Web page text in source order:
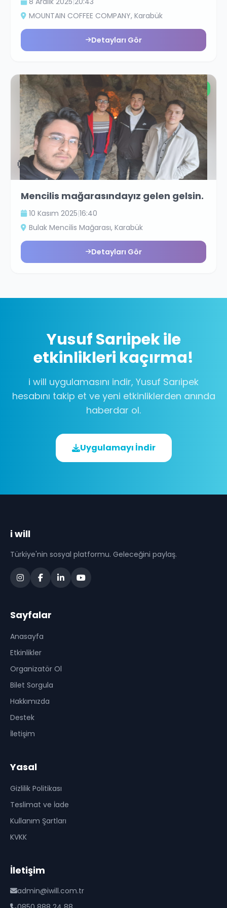
MOUNTAIN COFFEE COMPANY, Karabük
Detayları Gör
Ücretsiz
🤨
Mencilis mağarasındayız gelen gelsin.
10 Kasım 2025|16:40
Bulak Mencilis Mağarası, Karabük
Detayları Gör
Yusuf Sarıipekile
etkinlikleri kaçırma!
i will uygulamasını indir, Yusuf Sarıipek
hesabını takip et ve yeni etkinliklerden anında
haberdar ol.
Uygulamayı İndir
i will
Türkiye'nin sosyal platformu. Geleceğini paylaş.
Sayfalar
Anasayfa
Etkinlikler
Organizatör Ol
Bilet Sorgula
Hakkımızda
Destek
İletişim
Yasal
Gizlilik Politikası
Teslimat ve İade
Kullanım Şartları
KVKK
İletişim
admin@iwill.com.tr